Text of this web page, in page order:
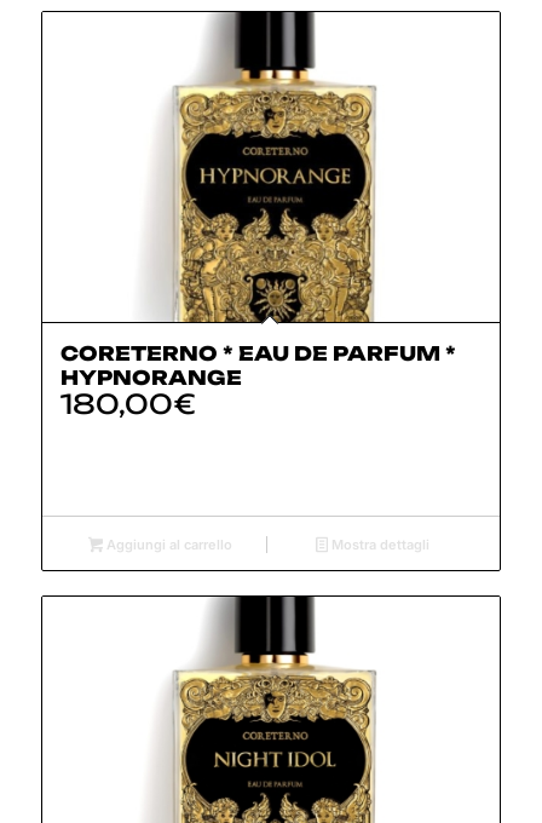
CORETERNO * EAU DE PARFUM *
HYPNORANGE
180,00€
Aggiungi al carrello Mostra dettagli